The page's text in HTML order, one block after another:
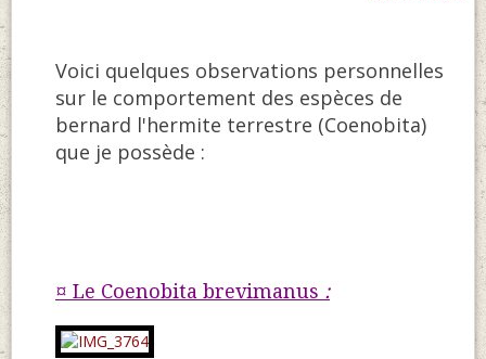
Voici quelques observations personnelles
sur le comportement des espèces de
bernard l'hermite terrestre (Coenobita)
que je possède :
¤ Le Coenobita brevimanus :